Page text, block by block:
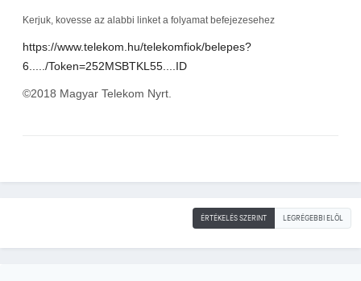
Kerjuk, kovesse az alabbi linket a folyamat befejezesehez
https://www.telekom.hu/telekomfiok/belepes?
6...../Token=252MSBTKL55....ID
©2018 Magyar Telekom Nyrt.
ÉRTÉKELÉS SZERINT LEGRÉGEBBI ELÖL